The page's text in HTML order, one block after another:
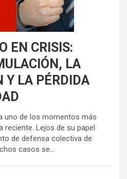
EN CRISIS:
LA
Y LA PÉRDIDA
uno de los momentos más
reciente. Lejos de su papel
de defensa colectiva de
casos se...